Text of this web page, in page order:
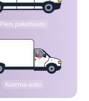
Pieni pakettiauto
Kuorma-auto